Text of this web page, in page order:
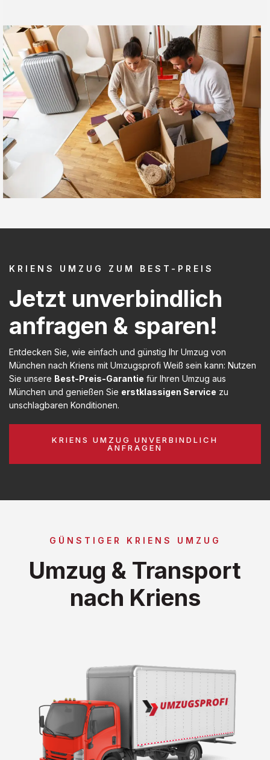
KRIENS UMZUG ZUM BEST-PREIS
Jetzt unverbindlich
anfragen & sparen!
Entdecken Sie, wie einfach und günstig Ihr Umzug von
München nach Kriens mit Umzugsprofi Weiß sein kann: Nutzen
Sie unsere Best-Preis-Garantie für Ihren Umzug aus
München und genießen Sie erstklassigen Service zu
unschlagbaren Konditionen.
KRIENS UMZUG UNVERBINDLICH
ANFRAGEN
GÜNSTIGER KRIENS UMZUG
Umzug & Transport
nach Kriens